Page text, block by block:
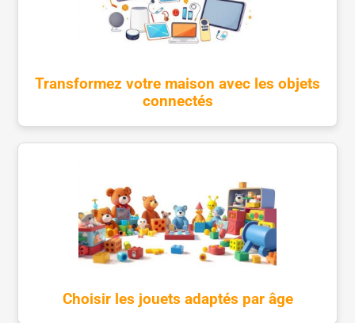
Transformez votre maison avec les objets
connectés
Choisir les jouets adaptés par âge